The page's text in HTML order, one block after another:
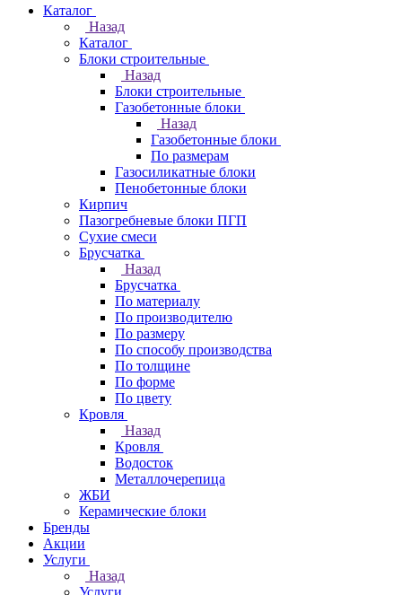
Каталог
Назад
Каталог
Блоки строительные
Назад
Блоки строительные
Газобетонные блоки
Назад
Газобетонные блоки
По размерам
Газосиликатные блоки
Пенобетонные блоки
Кирпич
Пазогребневые блоки ПГП
Сухие смеси
Брусчатка
Назад
Брусчатка
По материалу
По производителю
По размеру
По способу производства
По толщине
По форме
По цвету
Кровля
Назад
Кровля
Водосток
Металлочерепица
ЖБИ
Керамические блоки
Бренды
Акции
Услуги
Назад
Услуги